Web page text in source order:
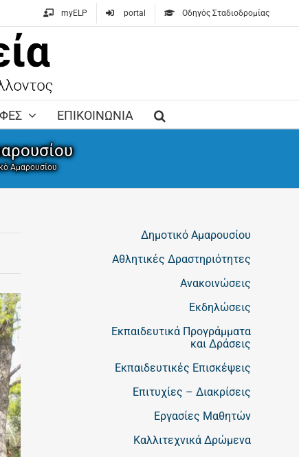
myELP portal Οδηγός Σταδιοδρομίας
ΕΠΙΚΟΙΝΩΝΙΑ
Αμαρουσίου
Δημοτικό Αμαρουσίου
Αθλητικές Δραστηριότητες
Ανακοινώσεις
Εκδηλώσεις
Εκπαιδευτικά Προγράμματα
και Δράσεις
Εκπαιδευτικές Επισκέψεις
Επιτυχίες – Διακρίσεις
Εργασίες Μαθητών
Καλλιτεχνικά Δρώμενα